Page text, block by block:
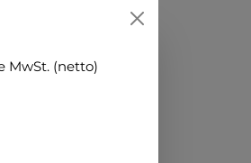
MwSt. (netto)